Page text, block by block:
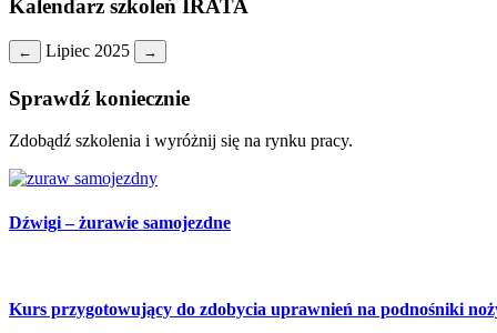
Kalendarz szkoleń IRATA
← Lipiec 2025 →
Sprawdź koniecznie
Zdobądź szkolenia i wyróżnij się na rynku pracy.
Dźwigi – żurawie samojezdne
Kurs przygotowujący do zdobycia uprawnień na podnośniki